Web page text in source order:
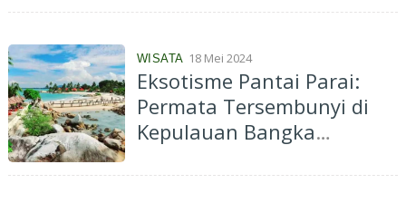
WISATA 18 Mei 2024
Eksotisme Pantai Parai:
Permata Tersembunyi di
Kepulauan Bangka